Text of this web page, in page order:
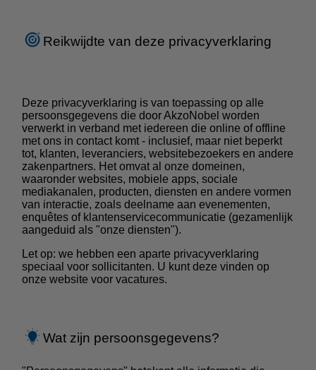
Reikwijdte van deze privacyverklaring
Deze privacyverklaring is van toepassing op alle
persoonsgegevens die door AkzoNobel worden
verwerkt in verband met iedereen die online of offline
met ons in contact komt - inclusief, maar niet beperkt
tot, klanten, leveranciers, websitebezoekers en andere
zakenpartners. Het omvat al onze domeinen,
waaronder websites, mobiele apps, sociale
mediakanalen, producten, diensten en andere vormen
van interactie, zoals deelname aan evenementen,
enquêtes of klantenservicecommunicatie (gezamenlijk
aangeduid als "onze diensten").
Let op: we hebben een aparte privacyverklaring
speciaal voor sollicitanten. U kunt deze vinden op
onze website voor vacatures.
Wat zijn persoonsgegevens?